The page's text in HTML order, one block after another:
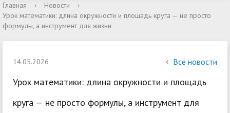
Главная › Новости
›
Урок математики: длина окружности и площадь круга — не просто
формулы, а инструмент для жизни
14.05.2026 Все новости
Урок математики: длина окружности и площадь
круга — не просто формулы, а инструмент для